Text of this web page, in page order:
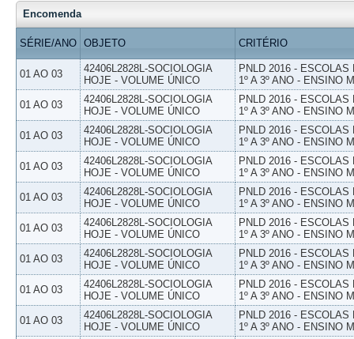
Encomenda
SÉRIE/ANO OBJETO CRITÉRIO
01 AO 03
42406L2828L-SOCIOLOGIA
HOJE - VOLUME ÚNICO
PNLD 2016 -
1º A 3º ANO - ENSINO
01 AO 03
42406L2828L-SOCIOLOGIA
HOJE - VOLUME ÚNICO
PNLD 2016 -
1º A 3º ANO - ENSINO
01 AO 03
42406L2828L-SOCIOLOGIA
HOJE - VOLUME ÚNICO
PNLD 2016 -
1º A 3º ANO - ENSINO
01 AO 03
42406L2828L-SOCIOLOGIA
HOJE - VOLUME ÚNICO
PNLD 2016 -
1º A 3º ANO - ENSINO
01 AO 03
42406L2828L-SOCIOLOGIA
HOJE - VOLUME ÚNICO
PNLD 2016 -
1º A 3º ANO - ENSINO
01 AO 03
42406L2828L-SOCIOLOGIA
HOJE - VOLUME ÚNICO
PNLD 2016 -
1º A 3º ANO - ENSINO
01 AO 03
42406L2828L-SOCIOLOGIA
HOJE - VOLUME ÚNICO
PNLD 2016 -
1º A 3º ANO - ENSINO
01 AO 03
42406L2828L-SOCIOLOGIA
HOJE - VOLUME ÚNICO
PNLD 2016 -
1º A 3º ANO - ENSINO
01 AO 03
42406L2828L-SOCIOLOGIA
HOJE - VOLUME ÚNICO
PNLD 2016 -
1º A 3º ANO - ENSINO